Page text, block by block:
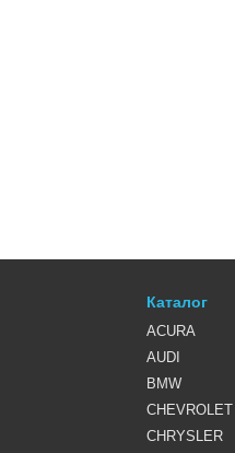
Каталог
ACURA
AUDI
BMW
CHEVROLET
CHRYSLER